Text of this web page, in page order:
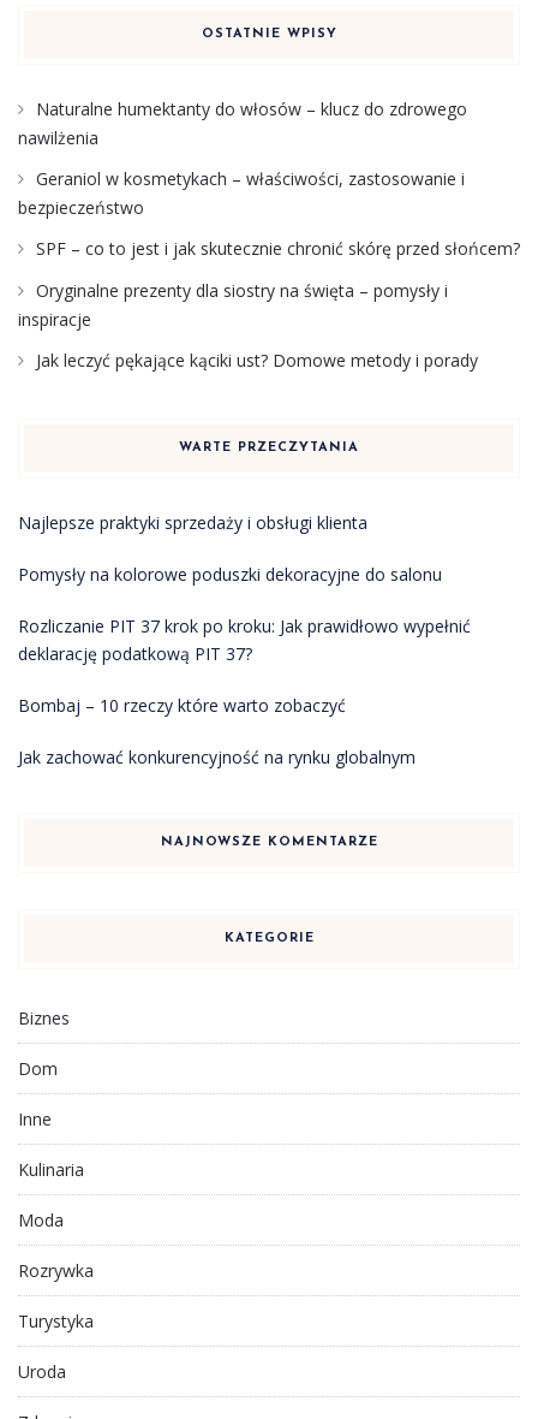
OSTATNIE WPISY
Naturalne humektanty do włosów – klucz do zdrowego
nawilżenia
Geraniol w kosmetykach – właściwości, zastosowanie i
bezpieczeństwo
SPF – co to jest i jak skutecznie chronić skórę przed słońcem?
Oryginalne prezenty dla siostry na święta – pomysły i
inspiracje
Jak leczyć pękające kąciki ust? Domowe metody i porady
WARTE PRZECZYTANIA
Najlepsze praktyki sprzedaży i obsługi klienta
Pomysły na kolorowe poduszki dekoracyjne do salonu
Rozliczanie PIT 37 krok po kroku: Jak prawidłowo wypełnić
deklarację podatkową PIT 37?
Bombaj – 10 rzeczy które warto zobaczyć
Jak zachować konkurencyjność na rynku globalnym
NAJNOWSZE KOMENTARZE
KATEGORIE
Biznes
Dom
Inne
Kulinaria
Moda
Rozrywka
Turystyka
Uroda